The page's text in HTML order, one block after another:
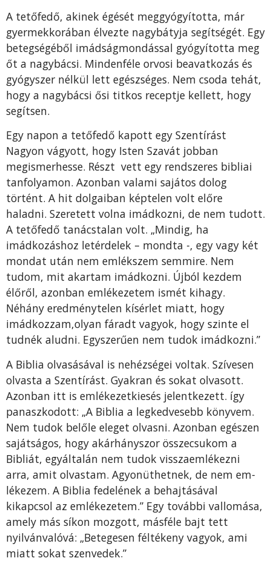
A tetőfedő, akinek égését meggyógyította, már
gyermekkorában élvezte nagybátyja segítségét. Egy
betegségéből imádságmondással gyógyította meg
őt a nagybá­csi. Mindenféle orvosi beavatkozás és
gyógyszer nélkül lett egészséges. Nem csoda tehát,
hogy a nagybácsi ősi titkos receptje kellett, hogy
segítsen.
Egy napon a tetőfedő kapott egy Szentírást
Nagyon vágyott, hogy Isten Szavát jobban
megismerhesse. Részt vett egy rendszeres bibliai
tanfolyamon. Azonban valami sajátos dolog
történt. A hit dolgaiban képtelen volt előre
haladni. Szeretett volna imádkozni, de nem tudott.
A tető­fedő tanácstalan volt. „Mindig, ha
imádkozáshoz letér­delek – mondta -, egy vagy két
mondat után nem emlék­szem semmire. Nem
tudom, mit akartam imádkozni. Újból kezdem
élőről, azonban emlékezetem ismét kihagy.
Néhány eredménytelen kísérlet miatt, hogy
imádkozzam,olyan fáradt vagyok, hogy szinte el
tudnék aludni. Egy­szerűen nem tudok imádkozni.”
A Biblia olvasásával is nehézségei voltak. Szívesen
olvasta a Szentírást. Gyakran és sokat olvasott.
Azonban itt is emlékezetkiesés jelentkezett. így
panaszkodott: „A Biblia a legkedvesebb könyvem.
Nem tudok belőle eleget olvasni. Azonban egészen
sajátságos, hogy akárhányszor összecsukom a
Bibliát, egyáltalán nem tudok visszaem­lékezni
arra, amit olvastam. Agyonüthetnek, de nem em­
lékezem. A Biblia fedelének a behajtásával
kikapcsol az emlékezetem.” Egy további vallomása,
amely más síkon mozgott, másféle bajt tett
nyilvánvalóvá: „Betegesen fél­tékeny vagyok, ami
miatt sokat szenvedek.”